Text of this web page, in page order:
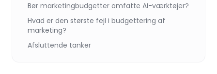
Bør marketingbudgetter omfatte AI-værktøjer?
Hvad er den største fejl i budgettering af
marketing?
Afsluttende tanker